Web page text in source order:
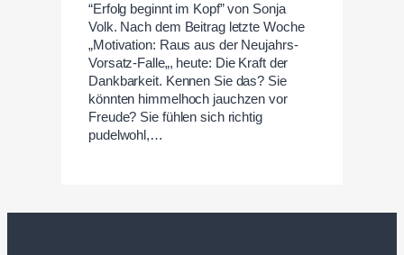
“Erfolg beginnt im Kopf” von Sonja
Volk. Nach dem Beitrag letzte Woche
„Motivation: Raus aus der Neujahrs-
Vorsatz-Falle„, heute: Die Kraft der
Dankbarkeit. Kennen Sie das? Sie
könnten himmelhoch jauchzen vor
Freude? Sie fühlen sich richtig
pudelwohl,…